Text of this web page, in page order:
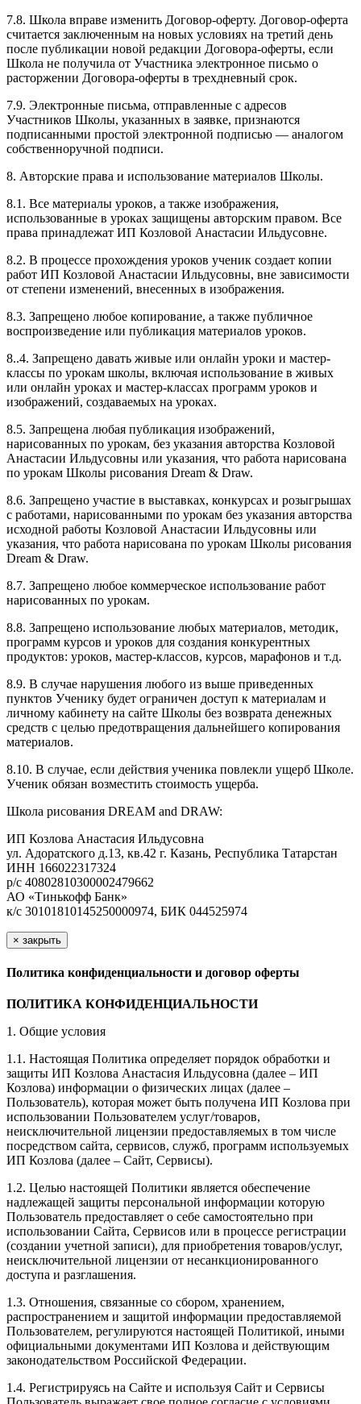
7.8. Школа вправе изменить Договор-оферту. Договор-оферта
считается заключенным на новых условиях на третий день
после публикации новой редакции Договора-оферты, если
Школа не получила от Участника электронное письмо о
расторжении Договора-оферты в трехдневный срок.
7.9. Электронные письма, отправленные с адресов
Участников Школы, указанных в заявке, признаются
подписанными простой электронной подписью — аналогом
собственноручной подписи.
8. Авторские права и использование материалов Школы.
8.1. Все материалы уроков, а также изображения,
использованные в уроках защищены авторским правом. Все
права принадлежат ИП Козловой Анастасии Ильдусовне.
8.2. В процессе прохождения уроков ученик создает копии
работ ИП Козловой Анастасии Ильдусовны, вне зависимости
от степени изменений, внесенных в изображения.
8.3. Запрещено любое копирование, а также публичное
воспроизведение или публикация материалов уроков.
8..4. Запрещено давать живые или онлайн уроки и мастер-
классы по урокам школы, включая использование в живых
или онлайн уроках и мастер-классах программ уроков и
изображений, создаваемых на уроках.
8.5. Запрещена любая публикация изображений,
нарисованных по урокам, без указания авторства Козловой
Анастасии Ильдусовны или указания, что работа нарисована
по урокам Школы рисования Dream & Draw.
8.6. Запрещено участие в выставках, конкурсах и розыгрышах
с работами, нарисованными по урокам без указания авторства
исходной работы Козловой Анастасии Ильдусовны или
указания, что работа нарисована по урокам Школы рисования
Dream & Draw.
8.7. Запрещено любое коммерческое использование работ
нарисованных по урокам.
8.8. Запрещено использование любых материалов, методик,
программ курсов и уроков для создания конкурентных
продуктов: уроков, мастер-классов, курсов, марафонов и т.д.
8.9. В случае нарушения любого из выше приведенных
пунктов Ученику будет ограничен доступ к материалам и
личному кабинету на сайте Школы без возврата денежных
средств с целью предотвращения дальнейшего копирования
материалов.
8.10. В случае, если действия ученика повлекли ущерб Школе.
Ученик обязан возместить стоимость ущерба.
Школа рисования DREAM and DRAW:
ИП Козлова Анастасия Ильдусовна
ул. Адоратского д.13, кв.42 г. Казань, Республика Татарстан
ИНН 166022317324
р/с 40802810300002479662
АО «Тинькофф Банк»
к/с 30101810145250000974, БИК 044525974
× закрыть
Политика конфиденциальности и договор оферты
ПОЛИТИКА КОНФИДЕНЦИАЛЬНОСТИ
1. Общие условия
1.1. Настоящая Политика определяет порядок обработки и
защиты ИП Козлова Анастасия Ильдусовна (далее – ИП
Козлова) информации о физических лицах (далее –
Пользователь), которая может быть получена ИП Козлова при
использовании Пользователем услуг/товаров,
неисключительной лицензии предоставляемых в том числе
посредством сайта, сервисов, служб, программ используемых
ИП Козлова (далее – Сайт, Сервисы).
1.2. Целью настоящей Политики является обеспечение
надлежащей защиты персональной информации которую
Пользователь предоставляет о себе самостоятельно при
использовании Сайта, Сервисов или в процессе регистрации
(создании учетной записи), для приобретения товаров/услуг,
неисключительной лицензии от несанкционированного
доступа и разглашения.
1.3. Отношения, связанные со сбором, хранением,
распространением и защитой информации предоставляемой
Пользователем, регулируются настоящей Политикой, иными
официальными документами ИП Козловa и действующим
законодательством Российской Федерации.
1.4. Регистрируясь на Сайте и используя Сайт и Сервисы